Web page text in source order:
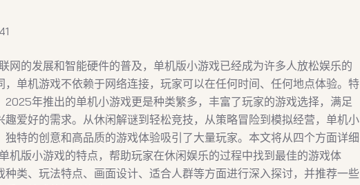
网的发展和智能硬件的普及，单机版小游戏已经成为许多人放松娱乐的
，单机游戏不依赖于网络连接，玩家可以在任何时间、任何地点体验。特
2025年推出的单机小游戏更是种类繁多，丰富了玩家的游戏选择，满足
趣爱好的需求。从休闲解谜到轻松竞技，从策略冒险到模拟经营，单机小
独特的创意和高品质的游戏体验吸引了大量玩家。本文将从四个方面详细
机版小游戏的特点，帮助玩家在休闲娱乐的过程中找到最佳的游戏体
种类、玩法特点、画面设计、适合人群等方面进行深入探讨，并推荐一些